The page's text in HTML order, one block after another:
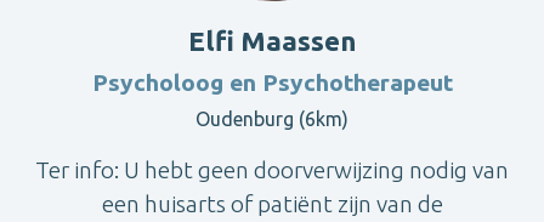
Elfi Maassen
Psycholoog en Psychotherapeut
Oudenburg (6km)
Ter info: U hebt geen doorverwijzing nodig van
een huisarts of patiënt zijn van de